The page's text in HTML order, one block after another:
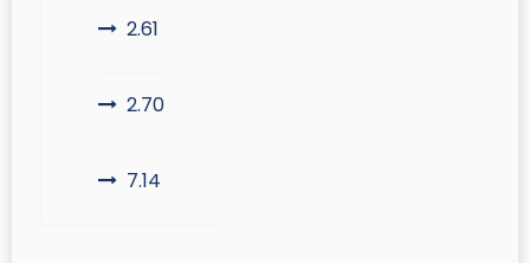
2.61
2.70
7.14